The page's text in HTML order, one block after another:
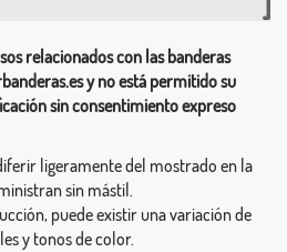
relacionados con las banderas
y no está permitido su
sin consentimiento expreso
ligeramente del mostrado en la
sin mástil.
puede existir una variación de
y tonos de color.